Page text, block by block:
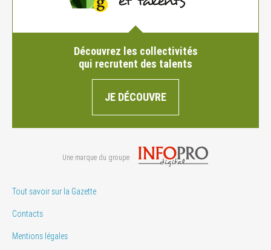
Découvrez les collectivités
qui recrutent des talents
JE DÉCOUVRE
Une marque du groupe
Tout savoir sur la Gazette
Contacts
Mentions légales